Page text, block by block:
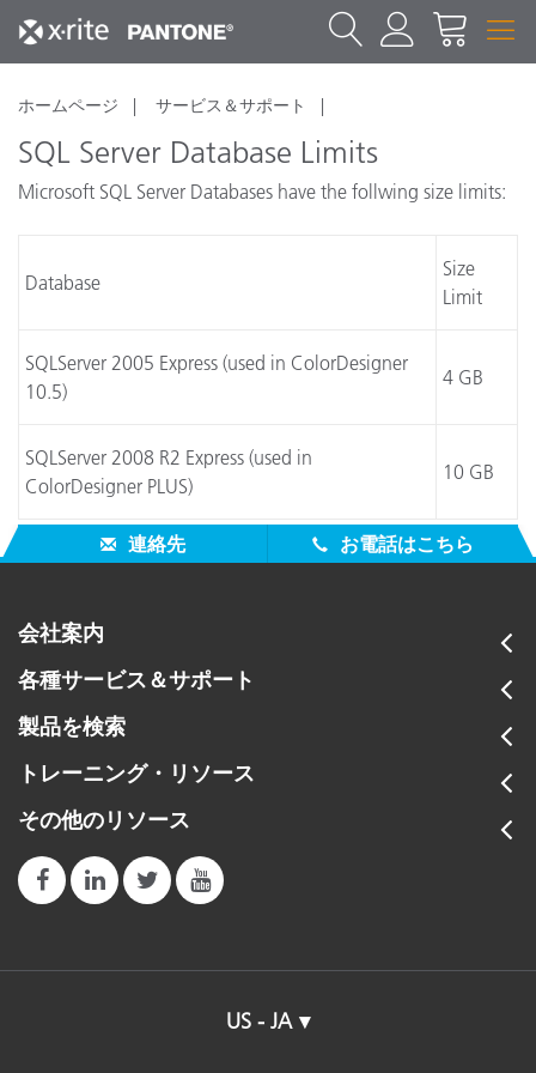
ホームページ サービス＆サポート
SQL Server Database Limits
Microsoft SQL Server Databases have the follwing size limits:
Database
Size
Limit
SQLServer 2005 Express (used in ColorDesigner
10.5)
4 GB
SQLServer 2008 R2 Express (used in
ColorDesigner PLUS)
10 GB
連絡先 お電話はこちら
会社案内
各種サービス＆サポート
製品を検索
トレーニング・リソース
その他のリソース
US - JA